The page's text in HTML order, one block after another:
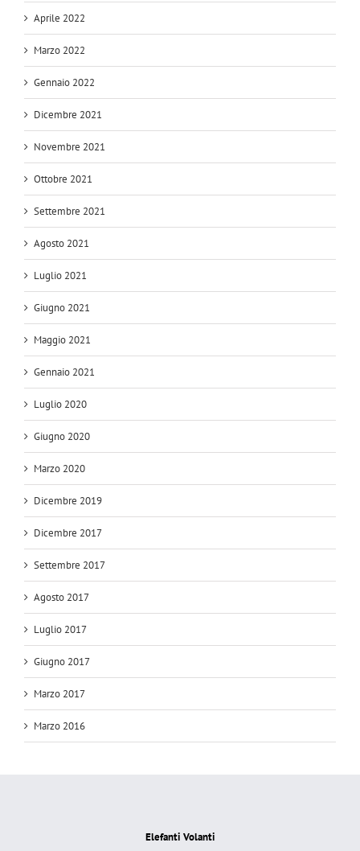
Aprile 2022
Marzo 2022
Gennaio 2022
Dicembre 2021
Novembre 2021
Ottobre 2021
Settembre 2021
Agosto 2021
Luglio 2021
Giugno 2021
Maggio 2021
Gennaio 2021
Luglio 2020
Giugno 2020
Marzo 2020
Dicembre 2019
Dicembre 2017
Settembre 2017
Agosto 2017
Luglio 2017
Giugno 2017
Marzo 2017
Marzo 2016
Elefanti Volanti